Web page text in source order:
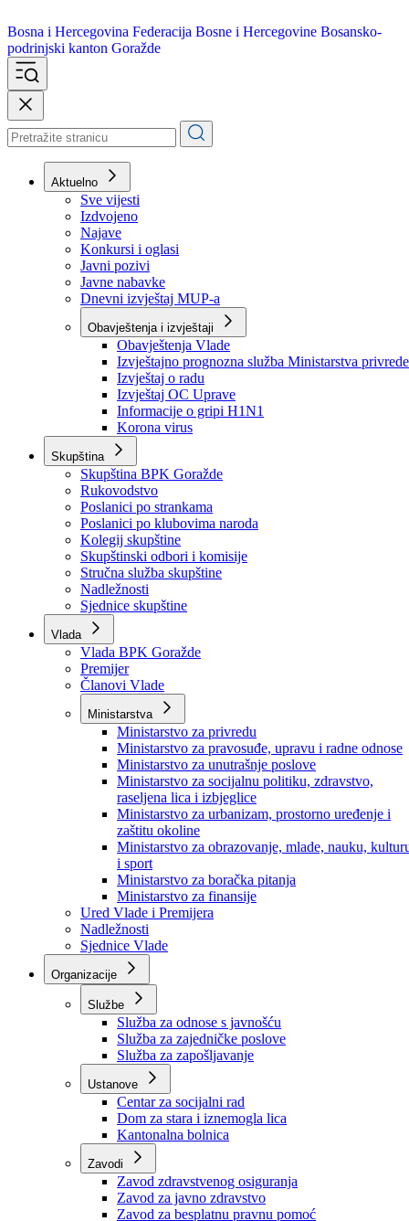
Bosna i Hercegovina
podrinjski kanton Goražde
Aktuelno
Sve vijesti
Izdvojeno
Najave
Konkursi i oglasi
Javni pozivi
Javne nabavke
Dnevni izvještaj MUP-a
Obavještenja i izvještaji
Obavještenja Vlade
Izvještajno prognozna služba Ministarstva privrede
Izvještaj o radu
Izvještaj OC Uprave
Informacije o gripi H1N1
Korona virus
Skupština
Skupština BPK Goražde
Rukovodstvo
Poslanici po strankama
Poslanici po klubovima naroda
Kolegij skupštine
Skupštinski odbori i komisije
Stručna služba skupštine
Nadležnosti
Sjednice skupštine
Vlada
Vlada BPK Goražde
Premijer
Članovi Vlade
Ministarstva
Ministarstvo za privredu
Ministarstvo za pravosuđe, upravu i radne odnose
Ministarstvo za unutrašnje poslove
Ministarstvo za socijalnu politiku, zdravstvo,
raseljena lica i izbjeglice
Ministarstvo za urbanizam, prostorno uređenje i
zaštitu okoline
Ministarstvo za obrazovanje, mlade, nauku,
i sport
Ministarstvo za boračka pitanja
Ministarstvo za finansije
Ured Vlade i Premijera
Nadležnosti
Sjednice Vlade
Organizacije
Službe
Služba za odnose s javnošću
Služba za zajedničke poslove
Služba za zapošljavanje
Ustanove
Centar za socijalni rad
Dom za stara i iznemogla lica
Kantonalna bolnica
Zavodi